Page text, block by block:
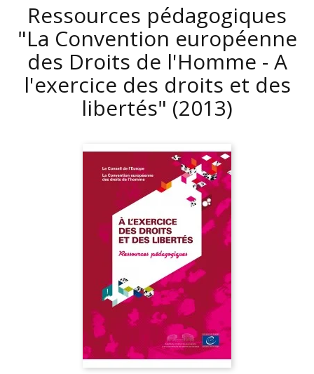
Ressources pédagogiques
"La Convention européenne
des Droits de l'Homme - A
l'exercice des droits et des
libertés" (2013)